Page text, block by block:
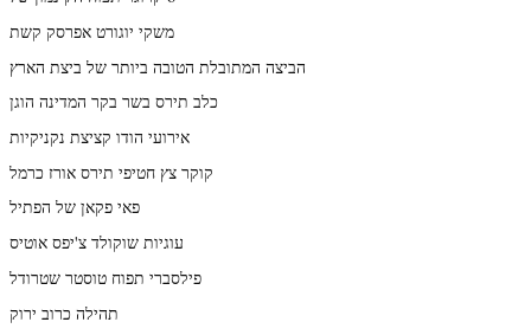
משקי יוגורט אפרסק קשת
הביצה המתובלת הטובה ביותר של ביצת הארץ
כלב תירס בשר בקר המדינה הוגן
אירועי הודו קציצת נקניקיות
קוקר צץ חטיפי תירס אורז כרמל
פאי פקאן של הפתיל
עוגיות שוקולד צ'יפס אוטיס
פילסברי תפוח טוסטר שטרודל
תהילה כרוב ירוק